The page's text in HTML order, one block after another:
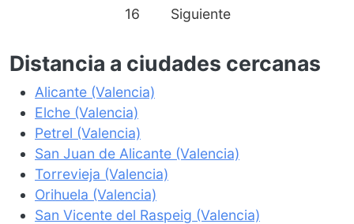
16 Siguiente
Distancia a ciudades cercanas
Alicante (Valencia)
Elche (Valencia)
Petrel (Valencia)
San Juan de Alicante (Valencia)
Torrevieja (Valencia)
Orihuela (Valencia)
San Vicente del Raspeig (Valencia)